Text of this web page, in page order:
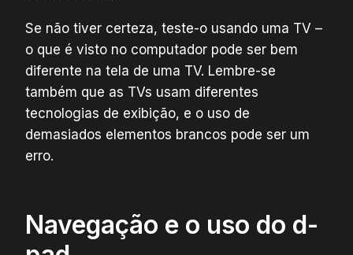
Se não tiver certeza, teste-o usando uma TV –
o que é visto no computador pode ser bem
diferente na tela de uma TV. Lembre-se
também que as TVs usam diferentes
tecnologias de exibição, e o uso de
demasiados elementos brancos pode ser um
erro.
Navegação e o uso do d-